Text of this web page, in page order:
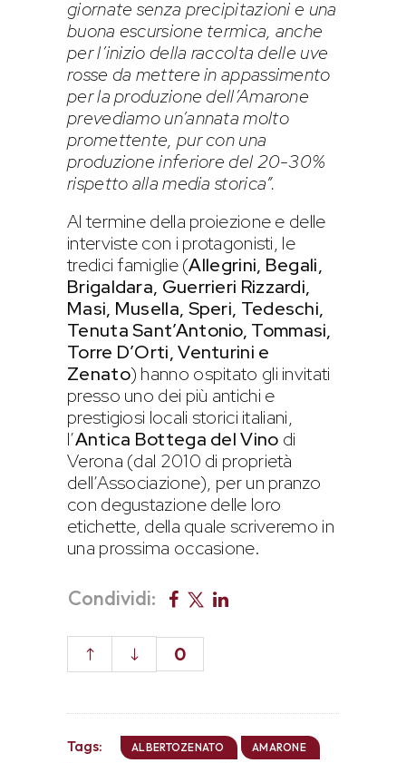
giornate senza precipitazioni e una
buona escursione termica, anche
per l’inizio della raccolta delle uve
rosse da mettere in appassimento
per la produzione dell’Amarone
prevediamo un’annata molto
promettente, pur con una
produzione inferiore del 20-30%
rispetto alla media storica”.
Al termine della proiezione e delle
interviste con i protagonisti, le
tredici famiglie (Allegrini, Begali,
Brigaldara, Guerrieri Rizzardi,
Masi, Musella, Speri, Tedeschi,
Tenuta Sant’Antonio, Tommasi,
Torre D’Orti, Venturini e
Zenato) hanno ospitato gli invitati
presso uno dei più antichi e
prestigiosi locali storici italiani,
l’Antica Bottega del Vino di
Verona (dal 2010 di proprietà
dell’Associazione), per un pranzo
con degustazione delle loro
etichette, della quale scriveremo in
una prossima occasione.
Condividi:
0
Tags: ALBERTOZENATO AMARONE